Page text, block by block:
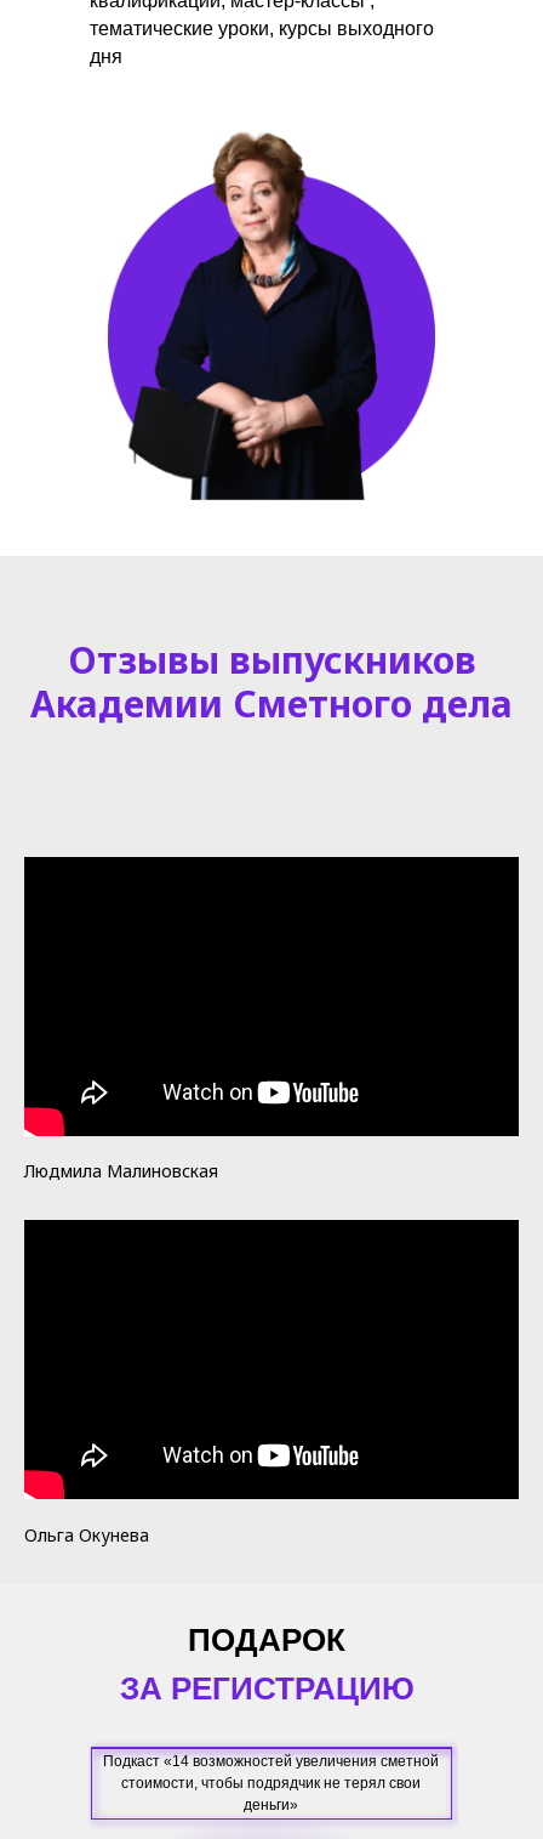
тематические уроки, курсы выходного
дня
Отзывы выпускников
Академии Сметного дела
Людмила Малиновская
Ольга Окунева
ПОДАРОК
ЗА РЕГИСТРАЦИЮ
Подкаст «14 возможностей увеличения сметной
стоимости, чтобы подрядчик не терял свои
деньги»